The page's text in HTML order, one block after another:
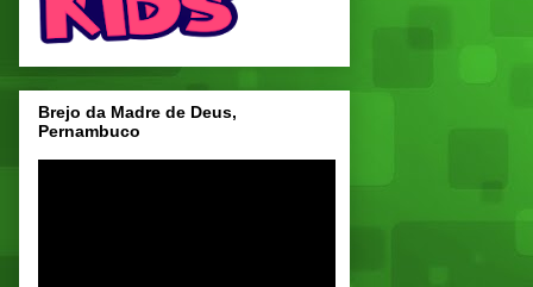
Brejo da Madre de Deus,
Pernambuco